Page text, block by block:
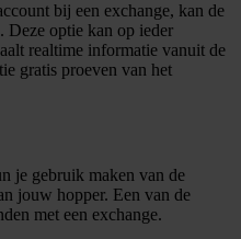
bij een exchange, kan de
Deze optie kan op ieder
realtime informatie vanuit de
gratis proeven van het
je gebruik maken van de
jouw hopper. Een van de
met een exchange.